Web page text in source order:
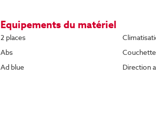
Equipements du matériel
2 places
Abs
Ad blue
Couchette
Direction